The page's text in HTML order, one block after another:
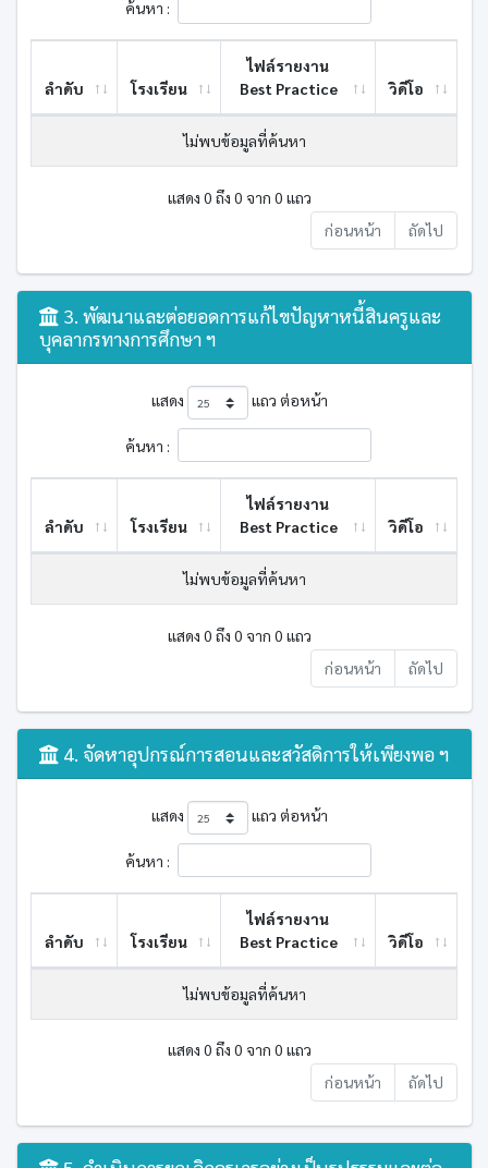
ค้นหา :
ลำดับ โรงเรียน
ไฟล์รายงาน
Best ​Practice
วิดีโอ
ไม่พบข้อมูลที่ค้นหา
แสดง 0 ถึง 0 จาก 0 แถว
ก่อนหน้า
ถัดไป
3. พัฒนาและต่อยอดการแก้ไขปัญหาหนี้สินครูและ
บุคลากรทางการศึกษา ฯ
แสดง แถว ต่อหน้า
ค้นหา :
ลำดับ โรงเรียน
ไฟล์รายงาน
Best ​Practice
วิดีโอ
ไม่พบข้อมูลที่ค้นหา
แสดง 0 ถึง 0 จาก 0 แถว
ก่อนหน้า
ถัดไป
4. จัดหาอุปกรณ์การสอนและสวัสดิการให้เพียงพอ ฯ
แสดง แถว ต่อหน้า
ค้นหา :
ลำดับ โรงเรียน
ไฟล์รายงาน
Best ​Practice
วิดีโอ
ไม่พบข้อมูลที่ค้นหา
แสดง 0 ถึง 0 จาก 0 แถว
ก่อนหน้า
ถัดไป